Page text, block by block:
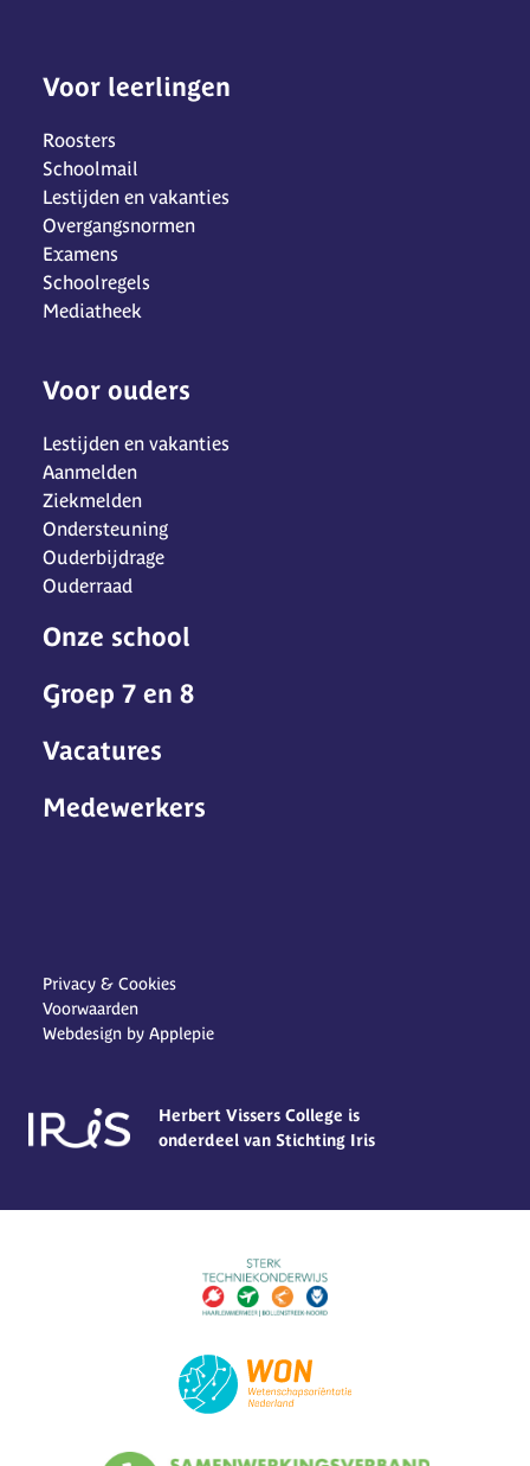
Voor leerlingen
Roosters
Schoolmail
Lestijden en vakanties
Overgangsnormen
Examens
Schoolregels
Mediatheek
Voor ouders
Lestijden en vakanties
Aanmelden
Ziekmelden
Ondersteuning
Ouderbijdrage
Ouderraad
Onze school
Groep 7 en 8
Vacatures
Medewerkers
Privacy & Cookies
Voorwaarden
Webdesign by Applepie
Herbert Vissers College is
onderdeel van Stichting Iris